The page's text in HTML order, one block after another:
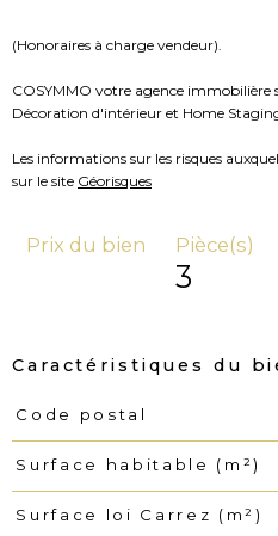
(Honoraires à charge vendeur).
COSYMMO votre agence immobilière
Décoration d'intérieur et Home
Les informations sur les risques
sur le site Géorisques
Prix du bien Pièce(s)
3
Caractéristiques du
Caractéristiques Valeurs
Code postal
Surface habitable (m²)
Surface loi Carrez (m²)